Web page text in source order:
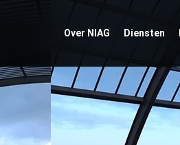
Over NIAG Diensten